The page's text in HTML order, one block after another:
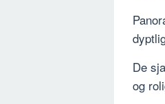
De
og